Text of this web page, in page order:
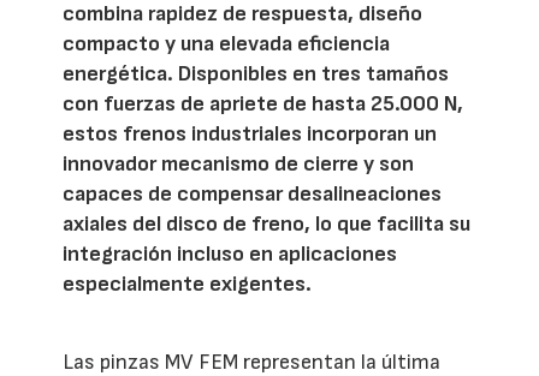
combina rapidez de respuesta, diseño
compacto y una elevada eficiencia
energética. Disponibles en tres tamaños
con fuerzas de apriete de hasta 25.000 N,
estos frenos industriales incorporan un
innovador mecanismo de cierre y son
capaces de compensar desalineaciones
axiales del disco de freno, lo que facilita su
integración incluso en aplicaciones
especialmente exigentes.
Las pinzas MV FEM representan la última